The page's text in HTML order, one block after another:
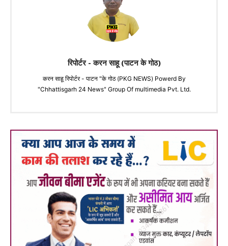
रिपोर्टर - करन साहू (पाटन के गोठ)
करन साहू रिपोर्टर - पाटन "के गोठ (PKG NEWS) Powerd By
"Chhattisgarh 24 News" Group Of multimedia Pvt. Ltd.